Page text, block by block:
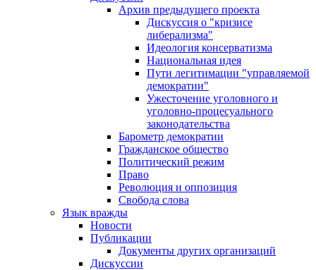
Архив предыдущего проекта
Дискуссия о "кризисе
либерализма"
Идеология консерватизма
Национальная идея
Пути легитимации "управляемой
демократии"
Ужесточение уголовного и
уголовно-процесуального
законодательства
Барометр демократии
Гражданское общество
Политический режим
Право
Революция и оппозиция
Свобода слова
Язык вражды
Новости
Публикации
Документы других организаций
Дискуссии